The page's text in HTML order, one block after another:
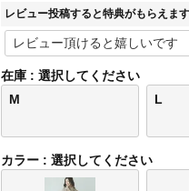
レビュー投稿すると特典がもらえま
在庫
選択してください
M
L
カラー 選択してください